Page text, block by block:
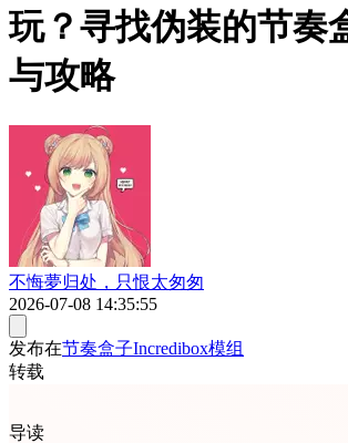
玩？寻找伪装的节奏
与攻略
不悔夢归处，只恨太匆匆
2026-07-08 14:35:55
发布在节奏盒子Incredibox模组
转载
导读